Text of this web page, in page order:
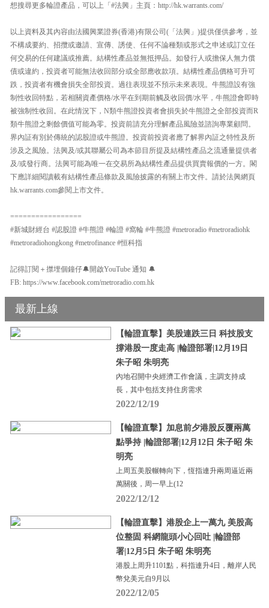
想搜尋更多輪證產品，可以上「#法興」主頁：http://hk.warrants.com/
以上資料及其內容由法國興業證券(香港)有限公司(「法興」)提供僅供參考，並
不構成要約、招攬或邀請、宣傳、誘使、任何不論種類或形式之申述或訂立任
何交易的任何建議或推薦。結構性產品並無抵押品。如發行人或擔保人無力償
債或違約，投資者可能無法收回部分或全部應收款項。結構性產品價格可升可
跌，投資者有機會損失全部投資。過往表現並不預示未來表現。牛熊證設有強
制性收回特點，若相關資產價格/水平在到期前觸及收回價/水平，牛熊證會即時
被強制性收回。在此情況下，N類牛熊證投資者會損失於牛熊證之全部投資而R
類牛熊證之剩餘價值可能為零。投資前請充分理解產品風險並諮詢專業顧問。
界內証有別於傳統的認股證或牛熊證。投資前投資者應了解界內証之特性及所
涉及之風險。法興及/或其聯屬公司為本節目所提及結構性產品之流通量提供者
及/或發行商。法興可能為唯一在交易所為結構性產品提供買賣報價的一方。閣
下應詳細閱讀載有結構性產品條款及風險披露的有關上市文件。請於法興網頁
hk.warrants.com參閱上市文件。
=================
#新城財經台 #認股證 #牛熊證 #輪證 #窩輪 #牛熊證 #metroradio #metroradiohk
#metroradiohongkong #metrofinance #恒科指
記得訂閱＋㩒埋個鐘仔🔔開啟YouTube 通知 🔔
FB: https://www.facebook.com/metroradio.com.hk
最新上線
【輪證直擊】美股連跌三日 科技股支
撐港股一度走高 |輪證部署|12月19日
朱子昭 朱明亮
內地召開中央經濟工作會議，主調支持成
長，其中包括支持住房需求
2022/12/19
【輪證直擊】加息前夕港股反覆兩萬
點爭持 |輪證部署|12月12日 朱子昭 朱
明亮
上周五美股輾轉向下，恆指連升兩周逼近兩
萬關後，周一早上(12
2022/12/12
【輪證直擊】港股企上一萬九 美股高
位整固 科網龍頭小心回吐 |輪證部
署|12月5日 朱子昭 朱明亮
港股上周升1101點，科指連升4日，離岸人民
幣兌美元自9月以
2022/12/05